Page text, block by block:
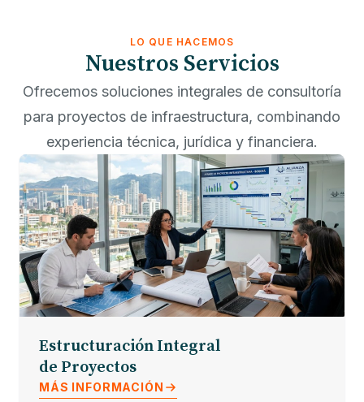
LO QUE HACEMOS
Nuestros Servicios
Ofrecemos soluciones integrales de consultoría
para proyectos de infraestructura, combinando
experiencia técnica, jurídica y financiera.
Estructuración Integral
de Proyectos
MÁS INFORMACIÓN